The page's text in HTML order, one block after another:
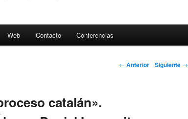
Web Contacto Conferencias
Navegación de
← Anterior Siguiente →
catalán».